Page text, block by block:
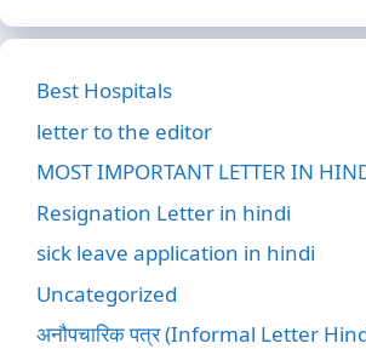
Best Hospitals
letter to the editor
MOST IMPORTANT LETTER IN
Resignation Letter in hindi
sick leave application in hindi
Uncategorized
अनौपचारिक पत्र (Informal Letter